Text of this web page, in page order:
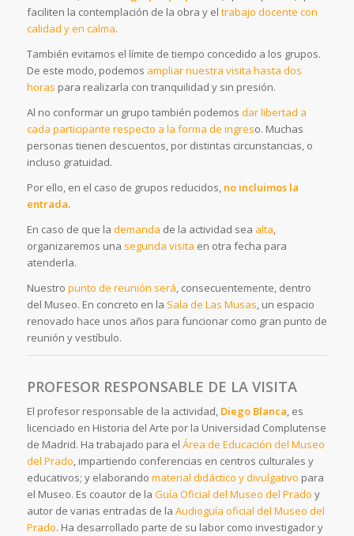
faciliten la contemplación de la obra y el trabajo docente con
calidad y en calma.
También evitamos el límite de tiempo concedido a los grupos.
De este modo, podemos ampliar nuestra visita hasta dos
horas para realizarla con tranquilidad y sin presión.
Al no conformar un grupo también podemos darlibertad a
cada participante respecto a la forma de ingreso. Muchas
personas tienen descuentos, por distintas circunstancias, o
incluso gratuidad.
Por ello, en el caso de grupos reducidos, no incluimos la
entrada.
En caso de que la demanda de la actividad sea alta,
organizaremos una segunda visita en otra fecha para
atenderla.
Nuestro punto de reunión será, consecuentemente, dentro
del Museo. En concreto en la Sala de Las Musas, un espacio
renovado hace unos años para funcionar como gran punto de
reunión y vestíbulo.
PROFESOR RESPONSABLE DE LA VISITA
El profesor responsable de la actividad, Diego Blanca, es
licenciado en Historia del Arte por la Universidad Complutense
de Madrid. Ha trabajado para el Área de Educación del Museo
del Prado, impartiendo conferencias en centros culturales y
educativos; y elaborando material didáctico y divulgativo para
el Museo. Es coautor de la Guía Oficial del Museo del Prado y
autor de varias entradas de la Audioguía oficial del Museo del
Prado. Ha desarrollado parte de su labor como investigador y